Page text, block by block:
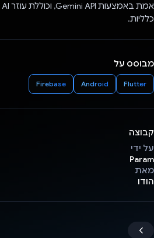
כלליות.
מבוסס על
Flutter
Android
Firebase
קבוצה
על ידי
Param
מאת
הודו